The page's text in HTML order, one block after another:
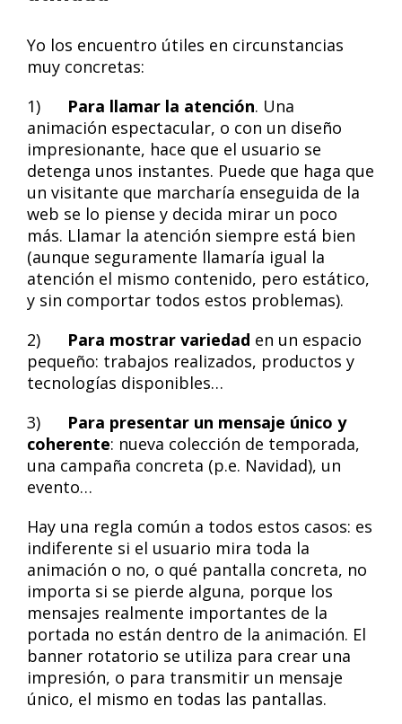
Yo los encuentro útiles en circunstancias
muy concretas:
1) Para llamar la atención. Una
animación espectacular, o con un diseño
impresionante, hace que el usuario se
detenga unos instantes. Puede que haga que
un visitante que marcharía enseguida de la
web se lo piense y decida mirar un poco
más. Llamar la atención siempre está bien
(aunque seguramente llamaría igual la
atención el mismo contenido, pero estático,
y sin comportar todos estos problemas).
2) Para mostrar variedad en un espacio
pequeño: trabajos realizados, productos y
tecnologías disponibles…
3) Para presentar un mensaje único y
coherente: nueva colección de temporada,
una campaña concreta (p.e. Navidad), un
evento…
Hay una regla común a todos estos casos: es
indiferente si el usuario mira toda la
animación o no, o qué pantalla concreta, no
importa si se pierde alguna, porque los
mensajes realmente importantes de la
portada no están dentro de la animación. El
banner rotatorio se utiliza para crear una
impresión, o para transmitir un mensaje
único, el mismo en todas las pantallas.